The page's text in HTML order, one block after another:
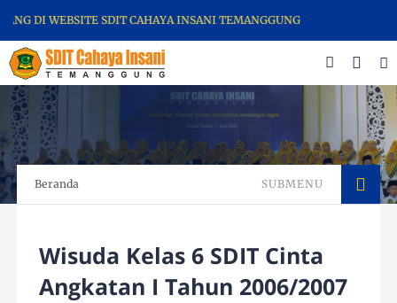
DI WEBSITE SDIT CAHAYA INSANI TEMANGGUNG
Beranda SUBMENU
Wisuda Kelas 6 SDIT Cinta
Angkatan I Tahun 2006/2007